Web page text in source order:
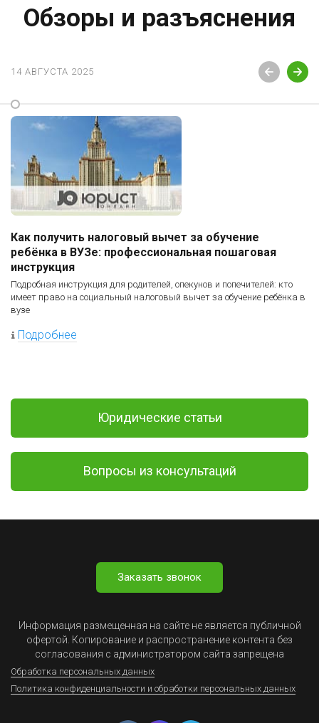
Обзоры и разъяснения
14 АВГУСТА 2025
Как получить налоговый вычет за обучение
ребёнка в ВУЗе: профессиональная пошаговая
инструкция
Подробная инструкция для родителей, опекунов и попечителей: кто
имеет право на социальный налоговый вычет за обучение ребёнка в
вузе
Подробнее
Юридические статьи
Вопросы из консультаций
Заказать звонок
Информация размещенная на сайте не является публичной
офертой. Копирование и распространение контента без
согласования с администратором сайта запрещена
Обработка персональных данных
Политика конфиденциальности и обработки персональных данных